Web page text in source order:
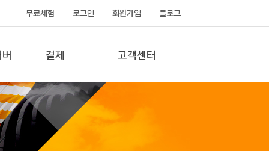
무료체험 로그인 회원가입 블로그
결제 고객센터